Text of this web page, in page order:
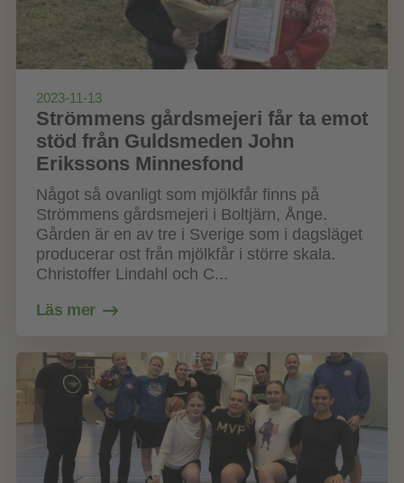
2023-11-13
Strömmens gårdsmejeri får ta emot
stöd från Guldsmeden John
Erikssons Minnesfond
Något så ovanligt som mjölkfår finns på
Strömmens gårdsmejeri i Boltjärn, Ånge.
Gården är en av tre i Sverige som i dagsläget
producerar ost från mjölkfår i större skala.
Christoffer Lindahl och C...
Läs mer